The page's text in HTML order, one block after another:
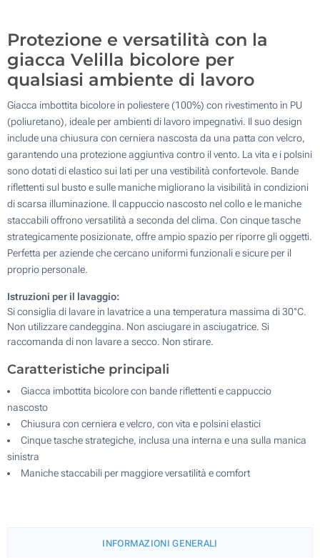
Protezione e versatilità con la
giacca Velilla bicolore per
qualsiasi ambiente di lavoro
Giacca imbottita bicolore in poliestere (100%) con rivestimento in PU
(poliuretano), ideale per ambienti di lavoro impegnativi. Il suo design
include una chiusura con cerniera nascosta da una patta con velcro,
garantendo una protezione aggiuntiva contro il vento. La vita e i polsini
sono dotati di elastico sui lati per una vestibilità confortevole. Bande
riflettenti sul busto e sulle maniche migliorano la visibilità in condizioni
di scarsa illuminazione. Il cappuccio nascosto nel collo e le maniche
staccabili offrono versatilità a seconda del clima. Con cinque tasche
strategicamente posizionate, offre ampio spazio per riporre gli oggetti.
Perfetta per aziende che cercano uniformi funzionali e sicure per il
proprio personale.
Istruzioni per il lavaggio:
Si consiglia di lavare in lavatrice a una temperatura massima di 30°C.
Non utilizzare candeggina. Non asciugare in asciugatrice. Si
raccomanda di non lavare a secco. Non stirare.
Caratteristiche principali
Giacca imbottita bicolore con bande riflettenti e cappuccio
nascosto
Chiusura con cerniera e velcro, con vita e polsini elastici
Cinque tasche strategiche, inclusa una interna e una sulla manica
sinistra
Maniche staccabili per maggiore versatilità e comfort
INFORMAZIONI GENERALI